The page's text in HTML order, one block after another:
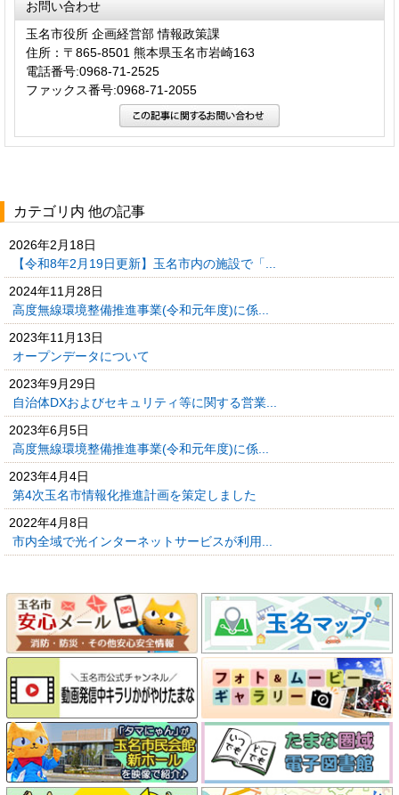
お問い合わせ
玉名市役所 企画経営部 情報政策課
住所：〒865-8501 熊本県玉名市岩崎163
電話番号:0968-71-2525
ファックス番号:0968-71-2055
カテゴリ内 他の記事
2026年2月18日
【令和8年2月19日更新】玉名市内の施設で「...
2024年11月28日
高度無線環境整備推進事業(令和元年度)に係...
2023年11月13日
オープンデータについて
2023年9月29日
自治体DXおよびセキュリティ等に関する営業...
2023年6月5日
高度無線環境整備推進事業(令和元年度)に係...
2023年4月4日
第4次玉名市情報化推進計画を策定しました
2022年4月8日
市内全域で光インターネットサービスが利用...